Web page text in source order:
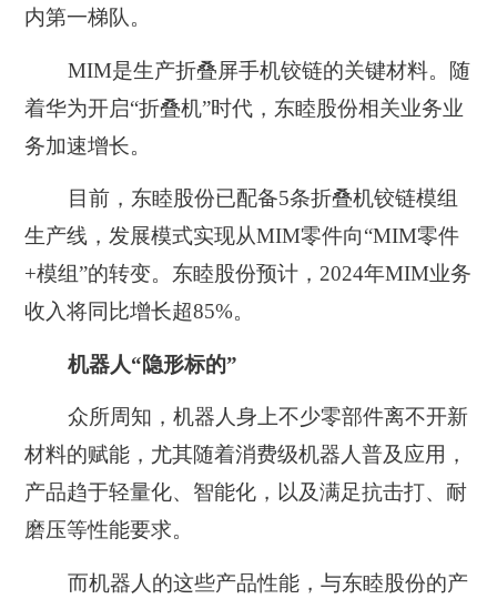
内第一梯队。
MIM是生产折叠屏手机铰链的关键材料。随
着华为开启“折叠机”时代，东睦股份相关业务业
务加速增长。
目前，东睦股份已配备5条折叠机铰链模组
生产线，发展模式实现从MIM零件向“MIM零件
+模组”的转变。东睦股份预计，2024年MIM业务
收入将同比增长超85%。
机器人“隐形标的”
众所周知，机器人身上不少零部件离不开新
材料的赋能，尤其随着消费级机器人普及应用，
产品趋于轻量化、智能化，以及满足抗击打、耐
磨压等性能要求。
而机器人的这些产品性能，与东睦股份的产